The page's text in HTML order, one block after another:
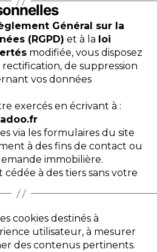
Général sur la
(RGPD) et à la loi
modifiée, vous disposez
rectification, de suppression
vos données
exercés en écrivant à :
via les formulaires du site
à des fins de contact ou
immobilière.
à des tiers sans votre
cookies destinés à
utilisateur, à mesurer
des contenus pertinents.